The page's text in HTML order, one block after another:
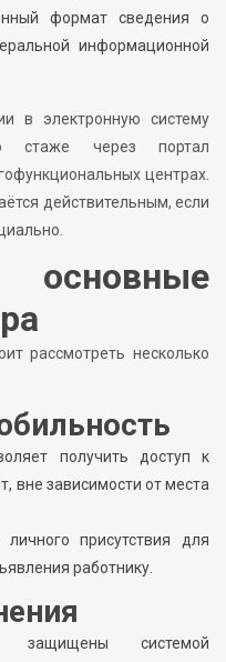
формат сведения о
информационной
в электронную систему
стаже через портал
центрах.
действительным, если
рассмотреть несколько
получить доступ к
вне зависимости от места
присутствия для
работнику.
защищены системой